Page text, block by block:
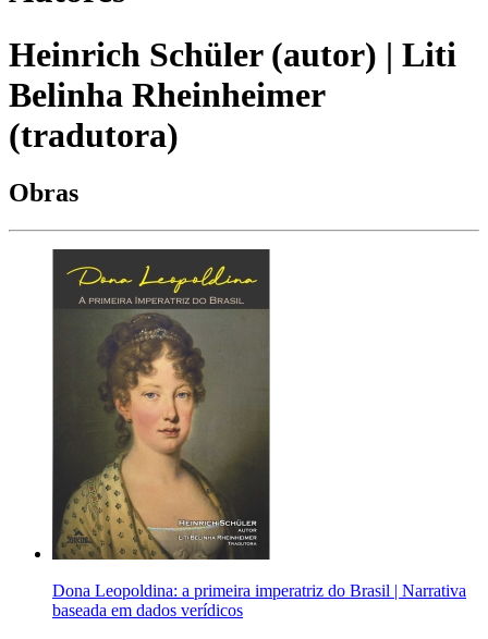
Heinrich Schüler (autor) | Liti
Belinha Rheinheimer
(tradutora)
Obras
Dona Leopoldina: a primeira imperatriz do Brasil | Narrativa
baseada em dados verídicos